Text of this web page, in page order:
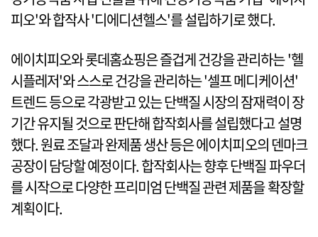
피오'와 합작사 '디에디션헬스'를 설립하기로 했다.
에이치피오와 롯데홈쇼핑은 즐겁게 건강을 관리하는 '헬
시플레저'와 스스로 건강을 관리하는 '셀프 메디케이션'
트렌드 등으로 각광받고 있는 단백질 시장의 잠재력이 장
기간 유지될 것으로 판단해 합작회사를 설립했다고 설명
했다. 원료 조달과 완제품 생산 등은 에이치피오의 덴마크
공장이 담당할 예정이다. 합작회사는 향후 단백질 파우더
를 시작으로 다양한 프리미엄 단백질 관련 제품을 확장할
계획이다.